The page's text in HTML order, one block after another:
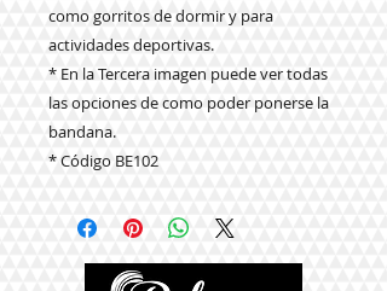
como gorritos de dormir y para
actividades deportivas.
* En la Tercera imagen puede ver todas
las opciones de como poder ponerse la
bandana.
* Código BE102